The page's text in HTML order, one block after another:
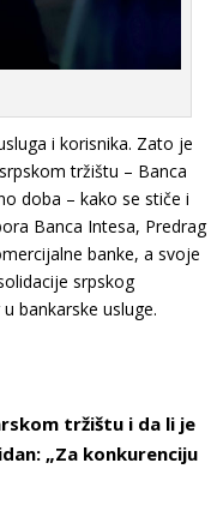
i korisnika. Zato je
tržištu – Banca
doba – kako se stiče i
Banca Intesa, Predrag
banke, a svoje
srpskog
bankarske usluge.
tržištu i da li je
„Za konkurenciju